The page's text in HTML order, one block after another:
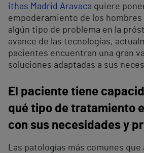
ithas Madrid Aravaca quiere
empoderamiento de los hombres
algún tipo de problema en la
avance de las tecnologías,
pacientes encuentran una gran
soluciones adaptadas a sus
El paciente tiene
qué tipo de tratamiento
con sus necesidades y
Las patologías más comunes que